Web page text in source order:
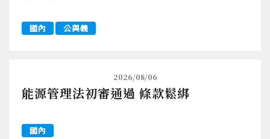
國內 公與義
2026/08/06
能源管理法初審通過 條款鬆綁
國內